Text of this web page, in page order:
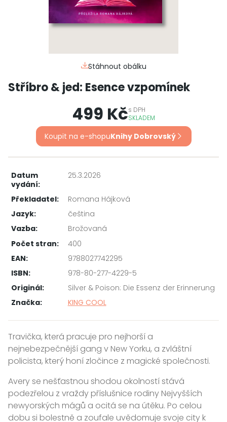
Stáhnout obálku
Stříbro & jed: Esence vzpomínek
499 Kčs DPH
SKLADEM
Koupit na e-shopuKnihy Dobrovský
Datum
vydání:
25.3.2026
Překladatel:
Romana Hájková
Jazyk:
čeština
Vazba:
Brožovaná
Počet stran:
400
EAN:
9788027742295
ISBN:
978-80-277-4229-5
Originál:
Silver & Poison: Die Essenz der Erinnerung
Značka:
KING COOL
Travička, která pracuje pro nejhorší a
nejnebezpečnější gang v New Yorku, a zvláštní
policista, který honí zločince z magické společnosti.
Avery se nešťastnou shodou okolností stává
podezřelou z vraždy příslušnice rodiny Nejvyšších
newyorských mágů a ocitá se na útěku. Po celou
dobu si bolestně a zoufale uvědomuje svoje city k